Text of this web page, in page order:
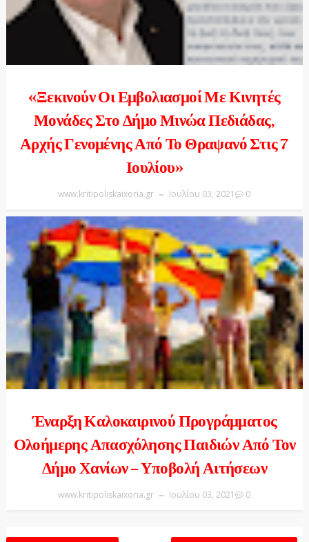
«Ξεκινούν Οι Εμβολιασμοί Με Κινητές
Μονάδες Στο Δήμο Μινώα Πεδιάδας,
Αρχής Γενομένης Από Το Θραψανό Στις 7
Ιουλίου»
www.kritipoliskaixoria.gr Ιουλίου 03, 2021 0
Έναρξη Καλοκαιρινού Προγράμματος
Ολοήμερης Απασχόλησης Παιδιών Από Τον
Δήμο Χανίων – Υποβολή Αιτήσεων
www.kritipoliskaixoria.gr Ιουλίου 03, 2021 0